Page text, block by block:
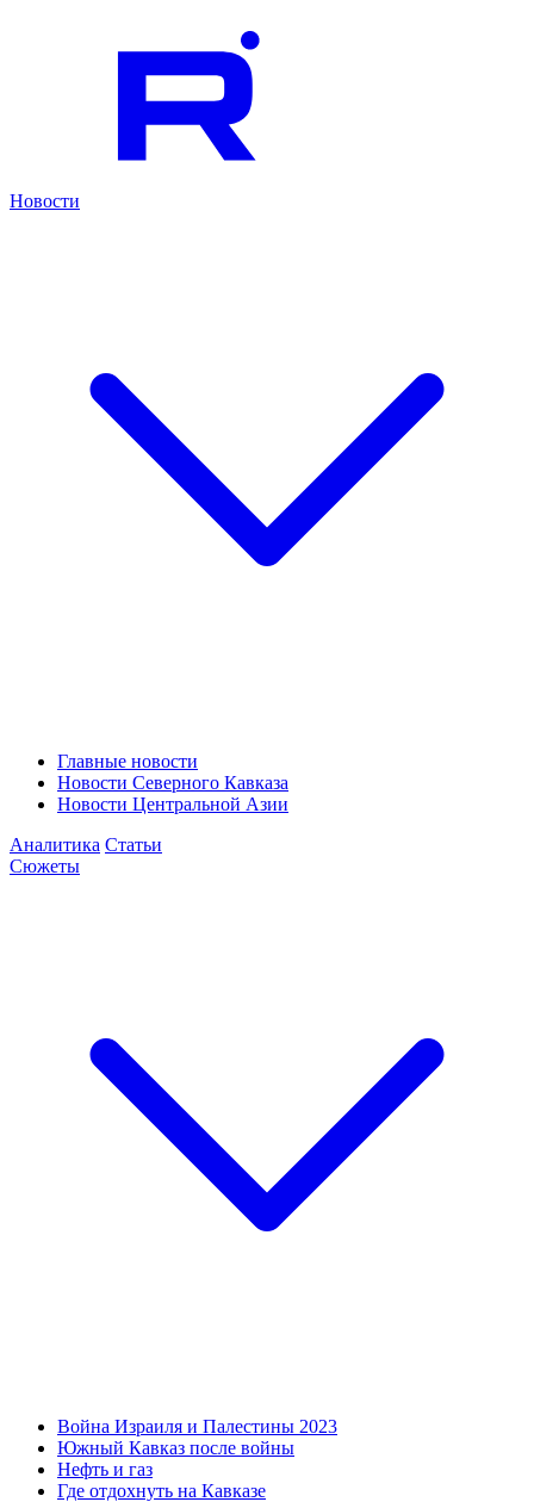
Новости
Главные новости
Новости Северного Кавказа
Новости Центральной Азии
Аналитика Статьи
Сюжеты
Война Израиля и Палестины 2023
Южный Кавказ после войны
Нефть и газ
Где отдохнуть на Кавказе